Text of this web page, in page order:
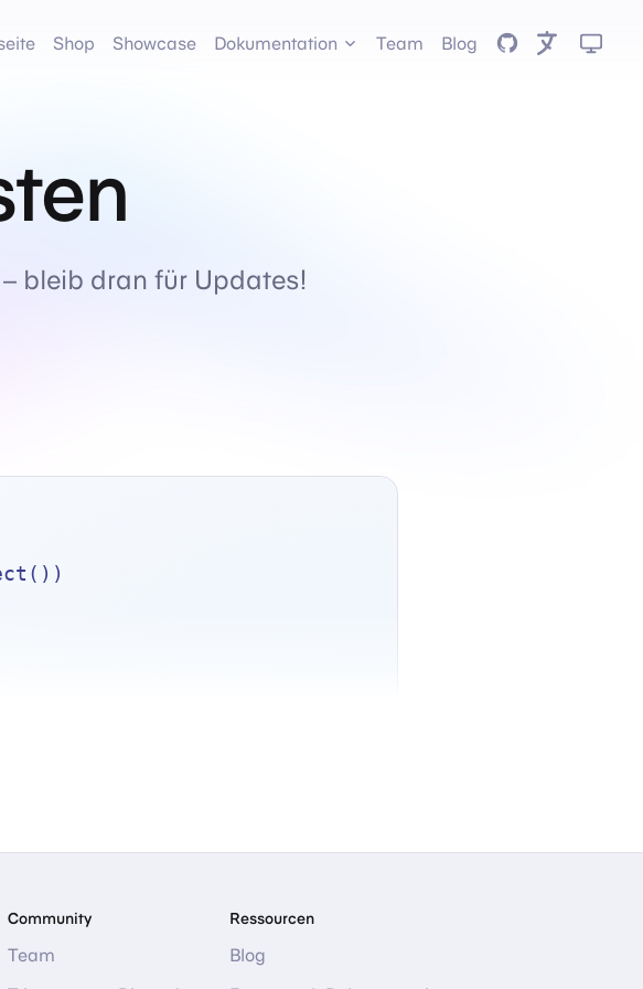
Shop Showcase Dokumentation Team Blog GitHub
bleib dran für Updates!
Community
Team
Ressourcen
Blog